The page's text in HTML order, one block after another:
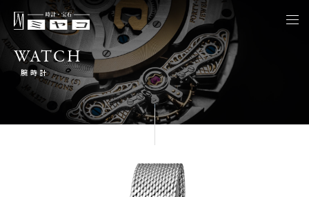
WATCH
腕時計